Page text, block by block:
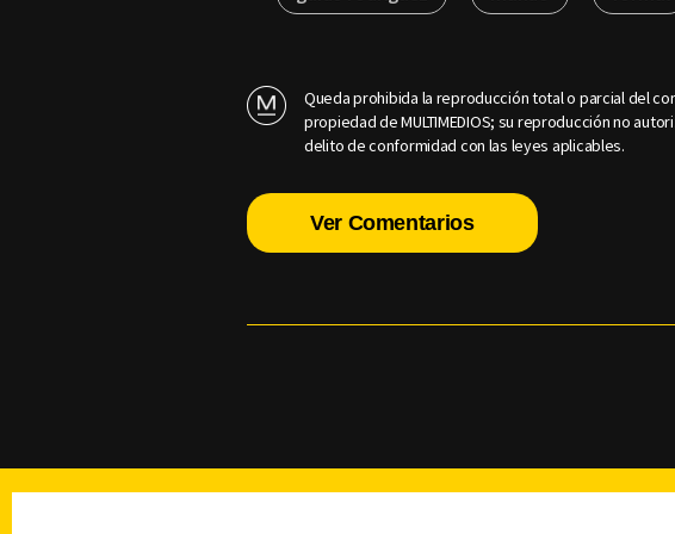
Queda prohibida la reproducción total o parcial del
propiedad de MULTIMEDIOS; su reproducción no
delito de conformidad con las leyes aplicables.
Ver Comentarios